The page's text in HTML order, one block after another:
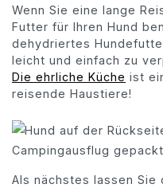
Wenn Sie eine lange
Futter für Ihren Hund
dehydriertes
leicht und einfach zu
Die ehrliche Küche ist
reisende Haustiere!
Als nächstes lassen Sie